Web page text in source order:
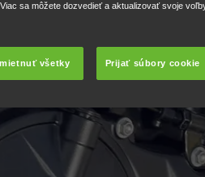
sa môžete dozvedieť a aktualizovať svoje
všetky Prijať súbory cookie